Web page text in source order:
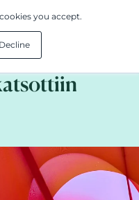
you accept.
Decline
Paratiisi-